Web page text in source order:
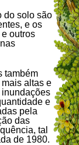
do solo são
e os
outros
também
altas e
inundações
e
pela
das
tal
de 1980.